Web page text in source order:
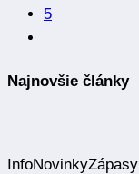
5
Najnovšie články
InfoNovinkyZápasy